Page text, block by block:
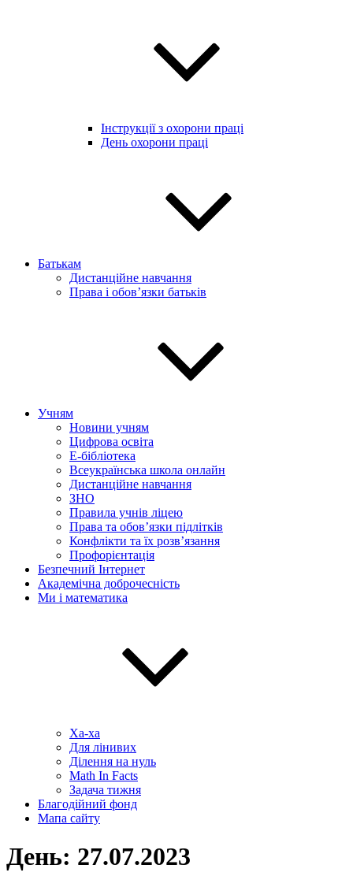
Інструкції з охорони праці
День охорони праці
Батькам
Дистанційне навчання
Права і обов’язки батьків
Учням
Новини учням
Цифрова освіта
E-бібліотека
Всеукраїнська школа онлайн
Дистанційне навчання
ЗНО
Правила учнів ліцею
Права та обов’язки підлітків
Конфлікти та їх розв’язання
Профорієнтація
Безпечний Інтернет
Академічна доброчесність
Ми і математика
Ха-ха
Для лінивих
Ділення на нуль
Math In Facts
Задача тижня
Благодійний фонд
Мапа сайту
День: 27.07.2023